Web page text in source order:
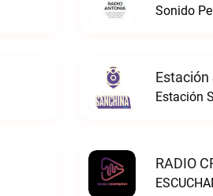
Sonido
Estación
Estación
RADIO